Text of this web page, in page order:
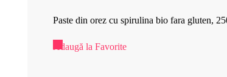
Paste din orez cu spirulina bio fara gluten,
Adaugă la Favorite